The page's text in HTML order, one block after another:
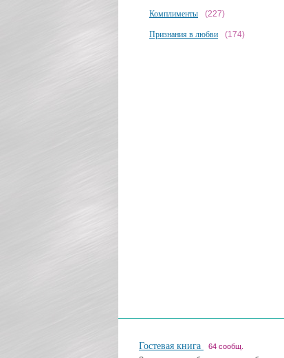
Комплименты (227)
Признания в любви (174)
Гостевая книга 64 сообщ.